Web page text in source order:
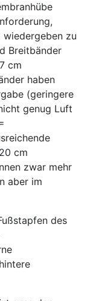
wiedergeben zu
Breitbänder
cm
haben
(geringere
genug Luft
cm
zwar mehr
aber im
des